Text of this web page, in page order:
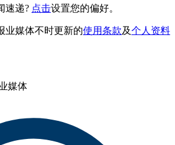
速递? 点击设置您的偏好。
业媒体不时更新的使用条款及个人资料
媒体